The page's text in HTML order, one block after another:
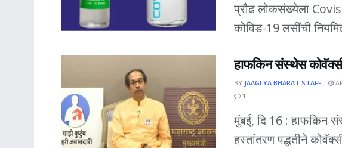
प्रौढ लोकसंख्येला
कोविड-19 लसींची
हाफकिन संस्थेस
BY JAAGLYA BHARAT STAFF
1
मुंबई, दि 16 : हाफकिन
हस्तांतरण पद्धतीने